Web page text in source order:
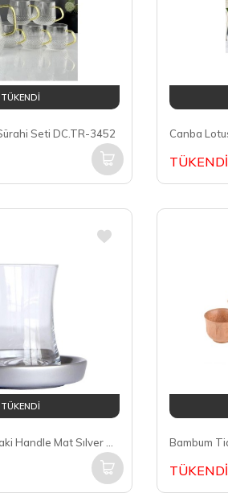
TÜKENDİ
Seti DC.TR-3452
TÜKENDİ
TÜKENDİ
TÜKENDİ